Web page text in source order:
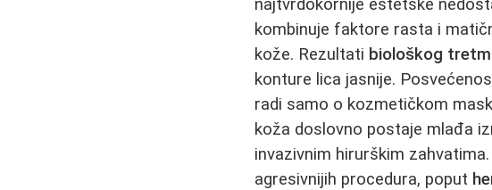
najtvrdokornije estetske
kombinuje faktore rasta i
kože. Rezultati biološkog
konture lica jasnije.
radi samo o kozmetičkom
koža doslovno postaje mlađa
invazivnim hirurškim zahvatima.
agresivnijih procedura, poput